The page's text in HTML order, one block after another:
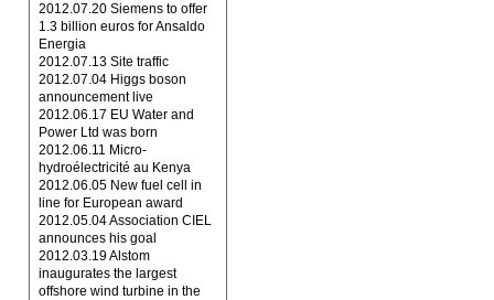
2012.07.20 Siemens to offer
1.3 billion euros for Ansaldo
Energia
2012.07.13 Site traffic
2012.07.04 Higgs boson
announcement live
2012.06.17 EU Water and
Power Ltd was born
2012.06.11 Micro-
hydroélectricité au Kenya
2012.06.05 New fuel cell in
line for European award
2012.05.04 Association CIEL
announces his goal
2012.03.19 Alstom
inaugurates the largest
offshore wind turbine in the